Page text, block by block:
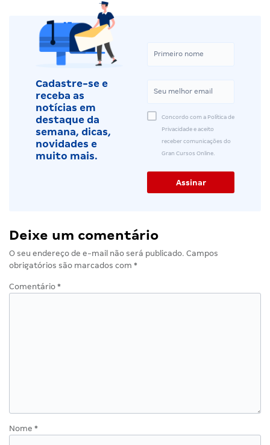
Cadastre-se e
receba as
notícias em
destaque da
semana, dicas,
novidades e
muito mais.
Concordo com a Política de
Privacidade e aceito
receber comunicações do
Gran Cursos Online.
Deixe um comentário
O seu endereço de e-mail não será publicado. Campos
obrigatórios são marcados com *
Comentário *
Nome *